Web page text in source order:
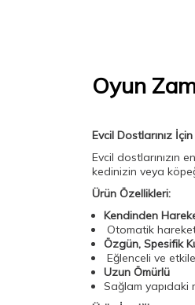
Oyun
Evcil Dostlarınız
Evcil dostlarınızın
kedinizin veya
Ürün Özellikleri:
Kendinden
Otomatik
Özgün, Spesifik
Eğlenceli ve
Uzun Ömürlü
Sağlam yapıdaki